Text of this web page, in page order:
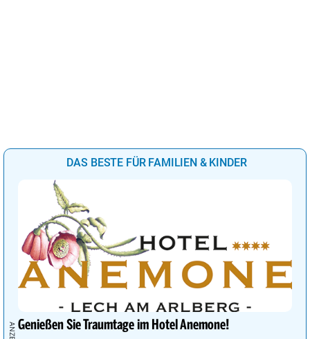
DAS BESTE FÜR FAMILIEN & KINDER
Genießen Sie Traumtage im Hotel Anemone!